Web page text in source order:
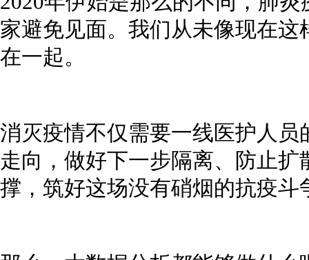
家避免见面。我们从未像现在
在一起。
消灭疫情不仅需要一线医护人
走向，做好下一步隔离、防止
撑，筑好这场没有硝烟的抗疫斗